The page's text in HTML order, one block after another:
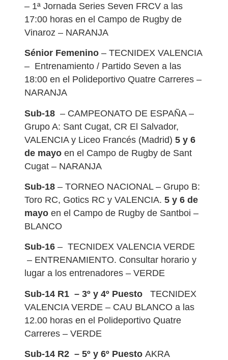
– 1ª Jornada Series Seven FRCV a las
17:00 horas en el Campo de Rugby de
Vinaroz – NARANJA
Sénior Femenino – TECNIDEX VALENCIA
– Entrenamiento / Partido Seven a las
18:00 en el Polideportivo Quatre Carreres –
NARANJA
Sub-18 – CAMPEONATO DE ESPAÑA –
Grupo A: Sant Cugat, CR El Salvador,
VALENCIA y Liceo Francés (Madrid) 5 y 6
de mayo en el Campo de Rugby de Sant
Cugat – NARANJA
Sub-18 – TORNEO NACIONAL – Grupo B:
Toro RC, Gotics RC y VALENCIA. 5 y 6 de
mayo en el Campo de Rugby de Santboi –
BLANCO
Sub-16 – TECNIDEX VALENCIA VERDE
– ENTRENAMIENTO. Consultar horario y
lugar a los entrenadores – VERDE
Sub-14 R1 – 3º y 4º Puesto
TECNIDEX
VALENCIA VERDE – CAU BLANCO a las
12.00 horas en el Polideportivo Quatre
Carreres – VERDE
Sub-14 R2 – 5º y 6º Puesto AKRA